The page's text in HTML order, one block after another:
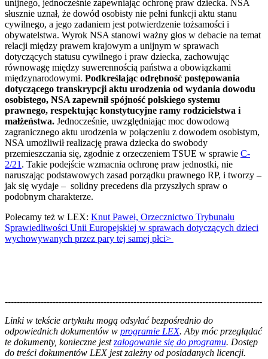
unijnego, jednocześnie zapewniając ochronę praw dziecka. NSA
słusznie uznał, że dowód osobisty nie pełni funkcji aktu stanu
cywilnego, a jego zadaniem jest potwierdzenie tożsamości i
obywatelstwa. Wyrok NSA stanowi ważny głos w debacie na temat
relacji między prawem krajowym a unijnym w sprawach
dotyczących statusu cywilnego i praw dziecka, zachowując
równowagę między suwerennością państwa a obowiązkami
międzynarodowymi. Podkreślając odrębność postępowania
dotyczącego transkrypcji aktu urodzenia od wydania dowodu
osobistego, NSA zapewnił spójność polskiego systemu
prawnego, respektując konstytucyjne ramy rodzicielstwa i
małżeństwa. Jednocześnie, uwzględniając moc dowodową
zagranicznego aktu urodzenia w połączeniu z dowodem osobistym,
NSA umożliwił realizację prawa dziecka do swobody
przemieszczania się, zgodnie z orzeczeniem TSUE w sprawie C-
2/21 . Takie podejście wzmacnia ochronę praw jednostki, nie
naruszając podstawowych zasad porządku prawnego RP, i tworzy –
jak się wydaje – solidny precedens dla przyszłych spraw o
podobnym charakterze.
Polecamy też w LEX: Knut Paweł, Orzecznictwo Trybunału
Sprawiedliwości Unii Europejskiej w sprawach dotyczących dzieci
wychowywanych przez pary tej samej płci>
--------------------------------------------------------------------------------------
Linki w tekście artykułu mogą odsyłać bezpośrednio do
odpowiednich dokumentów w programie LEX. Aby móc przeglądać
te dokumenty, konieczne jestzalogowanie się do programu. Dostęp
do treści dokumentów LEX jest zależny od posiadanych licencji.